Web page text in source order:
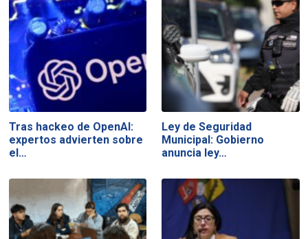
Tras hackeo de OpenAI:
expertos advierten sobre
el…
Ley de Seguridad
Municipal: Gobierno
anuncia ley…